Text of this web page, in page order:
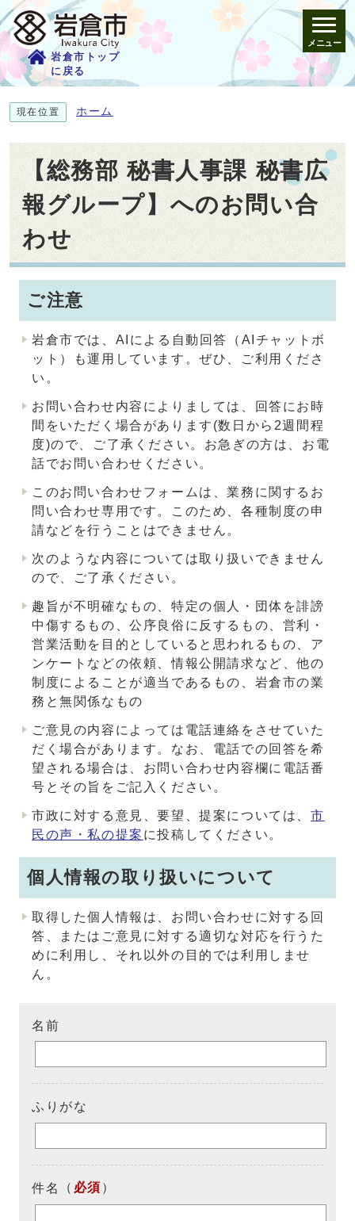
岩倉市トップ
に戻る
メニュー
現在位置 ホーム
【総務部 秘書人事課 秘書広
報グループ】へのお問い合
わせ
ご注意
岩倉市では、AIによる自動回答（AIチャットボ
ット）も運用しています。ぜひ、ご利用くださ
い。
お問い合わせ内容によりましては、回答にお時
間をいただく場合があります(数日から2週間程
度)ので、ご了承ください。お急ぎの方は、お電
話でお問い合わせください。
このお問い合わせフォームは、業務に関するお
問い合わせ専用です。このため、各種制度の申
請などを行うことはできません。
次のような内容については取り扱いできません
ので、ご了承ください。
趣旨が不明確なもの、特定の個人・団体を誹謗
中傷するもの、公序良俗に反するもの、営利・
営業活動を目的としていると思われるもの、ア
ンケートなどの依頼、情報公開請求など、他の
制度によることが適当であるもの、岩倉市の業
務と無関係なもの
ご意見の内容によっては電話連絡をさせていた
だく場合があります。なお、電話での回答を希
望される場合は、お問い合わせ内容欄に電話番
号とその旨をご記入ください。
市政に対する意見、要望、提案については、 市
民の声・私の提案 に投稿してください。
個人情報の取り扱いについて
取得した個人情報は、お問い合わせに対する回
答、またはご意見に対する適切な対応を行うた
めに利用し、それ以外の目的では利用しませ
ん。
名前
ふりがな
件名 （ 必須 ）